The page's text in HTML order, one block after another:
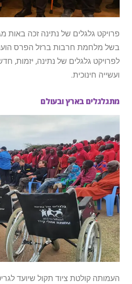
בשל מלחמת חרבות ברזל הפרס
לפרויקט גלגלים של נתינה, יזמות,
ועשייה חינוכית.
מתגלגלים בארץ ובעולם
העמותה קולטת ציוד תקול שיועד